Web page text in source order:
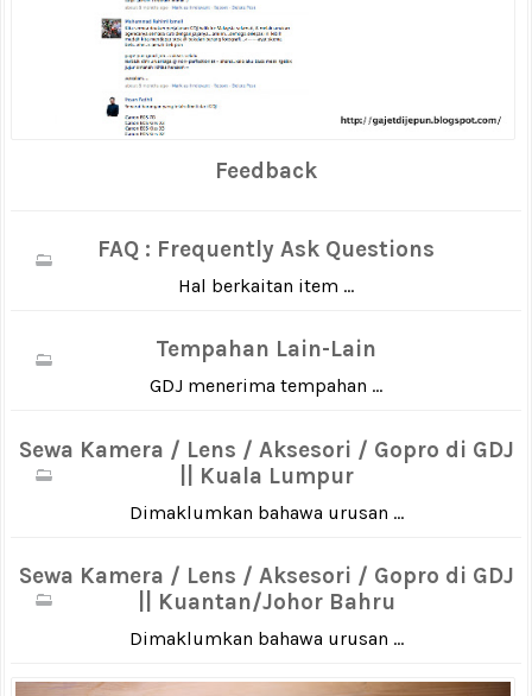
Feedback
FAQ : Frequently Ask Questions
Hal berkaitan item ...
Tempahan Lain-Lain
GDJ menerima tempahan ...
Sewa Kamera / Lens / Aksesori / Gopro di GDJ
|| Kuala Lumpur
Dimaklumkan bahawa urusan ...
Sewa Kamera / Lens / Aksesori / Gopro di GDJ
|| Kuantan/Johor Bahru
Dimaklumkan bahawa urusan ...